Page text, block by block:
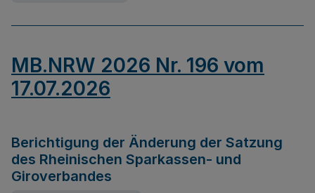
MB.NRW 2026 Nr. 196 vom
17.07.2026
Berichtigung der Änderung der Satzung
des Rheinischen Sparkassen- und
Giroverbandes